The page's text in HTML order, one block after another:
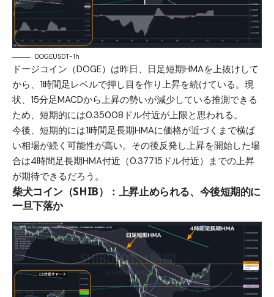
DOGEUSDT-1h
ドージコイン（DOGE）は昨日、日足短期HMAを上抜けして
から、1時間足レベルで押し目を作り上昇を続けている。現
状、15分足MACDから上昇の勢いが減少している推測できる
ため、短期的には0.35008ドル付近が上限と思われる。
今後、短期的には1時間足長期HMAに価格が近づくまで横ば
い相場が続く可能性が高い。その後反発し上昇を開始した場
合は4時間足長期HMA付近（0.37715ドル付近）までの上昇
が期待できるだろう。
柴犬コイン（SHIB）：上昇止められる、今後短期的に
一旦下落か